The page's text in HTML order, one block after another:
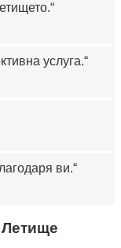
услуга.
ви.